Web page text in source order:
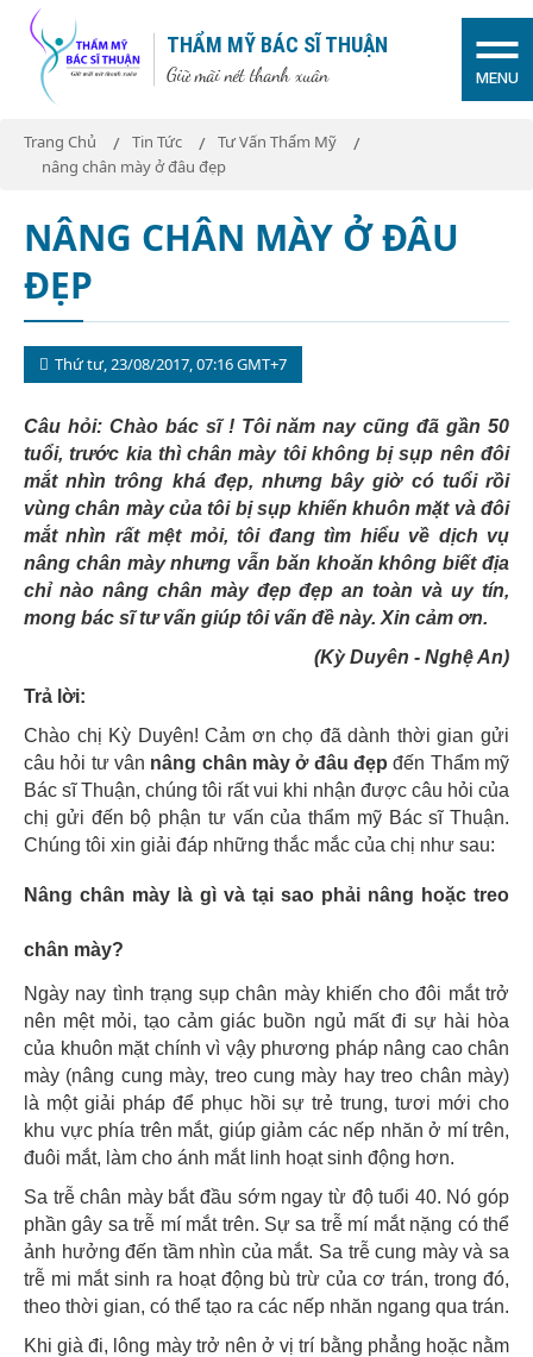
THẨM MỸ BÁC SĨ THUẬN
Giữ mãi nét thanh xuân MENU
Trang Chủ Tin Tức
Tư Vấn Thẩm Mỹ
nâng chân mày ở đâu đẹp
NÂNG CHÂN MÀY Ở ĐÂU
ĐẸP
Thứ tư, 23/08/2017, 07:16 GMT+7
Câu hỏi: Chào bác sĩ ! Tôi năm nay cũng đã gần 50
tuổi, trước kia thì chân mày tôi không bị sụp nên đôi
mắt nhìn trông khá đẹp, nhưng bây giờ có tuổi rồi
vùng chân mày của tôi bị sụp khiến khuôn mặt và đôi
mắt nhìn rất mệt mỏi, tôi đang tìm hiểu về dịch vụ
nâng chân mày nhưng vẫn băn khoăn không biết địa
chỉ nào nâng chân mày đẹp đẹp an toàn và uy tín,
mong bác sĩ tư vấn giúp tôi vấn đề này. Xin cảm ơn.
(Kỳ Duyên - Nghệ An)
Trả lời:
Chào chị Kỳ Duyên! Cảm ơn chọ đã dành thời gian gửi
câu hỏi tư vân nâng chân mày ở đâu đẹp đến Thẩm mỹ
Bác sĩ Thuận, chúng tôi rất vui khi nhận được câu hỏi của
chị gửi đến bộ phận tư vấn của thẩm mỹ Bác sĩ Thuận.
Chúng tôi xin giải đáp những thắc mắc của chị như sau:
Nâng chân mày là gì và tại sao phải nâng hoặc treo
chân mày?
Ngày nay tình trạng sụp chân mày khiến cho đôi mắt trở
nên mệt mỏi, tạo cảm giác buồn ngủ mất đi sự hài hòa
của khuôn mặt chính vì vậy phương pháp nâng cao chân
mày (nâng cung mày, treo cung mày hay treo chân mày)
là một giải pháp để phục hồi sự trẻ trung, tươi mới cho
khu vực phía trên mắt, giúp giảm các nếp nhăn ở mí trên,
đuôi mắt, làm cho ánh mắt linh hoạt sinh động hơn.
Sa trễ chân mày bắt đầu sớm ngay từ độ tuổi 40. Nó góp
phần gây sa trễ mí mắt trên. Sự sa trễ mí mắt nặng có thể
ảnh hưởng đến tầm nhìn của mắt. Sa trễ cung mày và sa
trễ mi mắt sinh ra hoạt động bù trừ của cơ trán, trong đó,
theo thời gian, có thể tạo ra các nếp nhăn ngang qua trán.
Khi già đi, lông mày trở nên ở vị trí bằng phẳng hoặc nằm